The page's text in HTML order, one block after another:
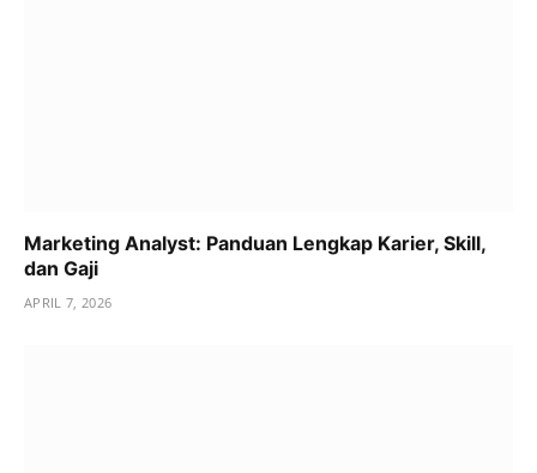
Marketing Analyst: Panduan Lengkap Karier, Skill,
dan Gaji
APRIL 7, 2026